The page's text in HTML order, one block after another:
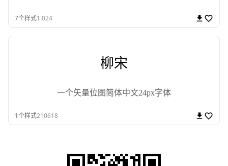
7个样式1.024
柳宋
一个矢量位图简体中文24px字体
1个样式210618